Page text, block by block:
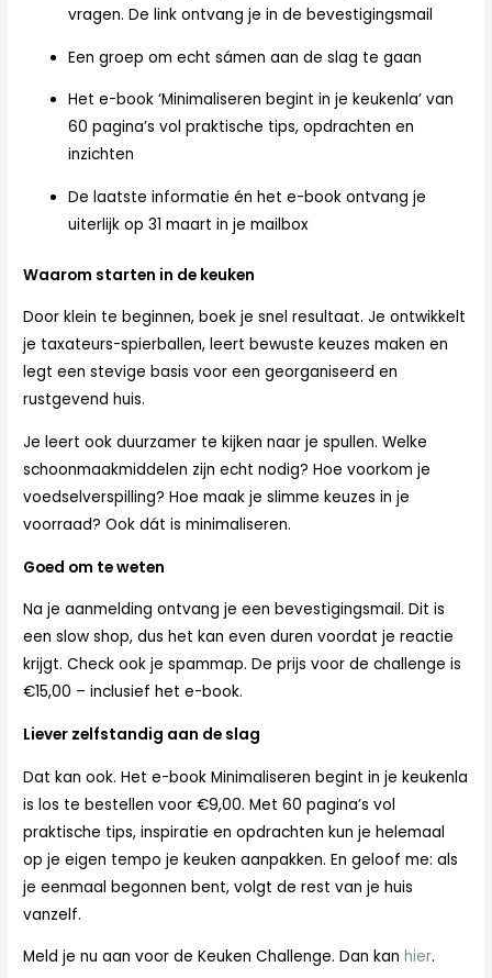
vragen. De link ontvang je in de bevestigingsmail
Een groep om echt sámen aan de slag te gaan
Het e-book ‘Minimaliseren begint in je keukenla’ van
60 pagina’s vol praktische tips, opdrachten en
inzichten
De laatste informatie én het e-book ontvang je
uiterlijk op 31 maart in je mailbox
Waarom starten in de keuken
Door klein te beginnen, boek je snel resultaat. Je ontwikkelt
je taxateurs-spierballen, leert bewuste keuzes maken en
legt een stevige basis voor een georganiseerd en
rustgevend huis.
Je leert ook duurzamer te kijken naar je spullen. Welke
schoonmaakmiddelen zijn echt nodig? Hoe voorkom je
voedselverspilling? Hoe maak je slimme keuzes in je
voorraad? Ook dát is minimaliseren.
Goed om te weten
Na je aanmelding ontvang je een bevestigingsmail. Dit is
een slow shop, dus het kan even duren voordat je reactie
krijgt. Check ook je spammap. De prijs voor de challenge is
€15,00 – inclusief het e-book.
Liever zelfstandig aan de slag
Dat kan ook. Het e-book Minimaliseren begint in je keukenla
is los te bestellen voor €9,00. Met 60 pagina’s vol
praktische tips, inspiratie en opdrachten kun je helemaal
op je eigen tempo je keuken aanpakken. En geloof me: als
je eenmaal begonnen bent, volgt de rest van je huis
vanzelf.
Meld je nu aan voor de Keuken Challenge. Dan kan hier.